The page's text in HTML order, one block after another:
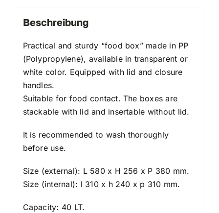
Beschreibung
Practical and sturdy “food box” made in PP
(Polypropylene), available in transparent or
white color. Equipped with lid and closure
handles.
Suitable for food contact. The boxes are
stackable with lid and insertable without lid.
It is recommended to wash thoroughly
before use.
Size (external): L 580 x H 256 x P 380 mm.
Size (internal): l 310 x h 240 x p 310 mm.
Capacity: 40 LT.